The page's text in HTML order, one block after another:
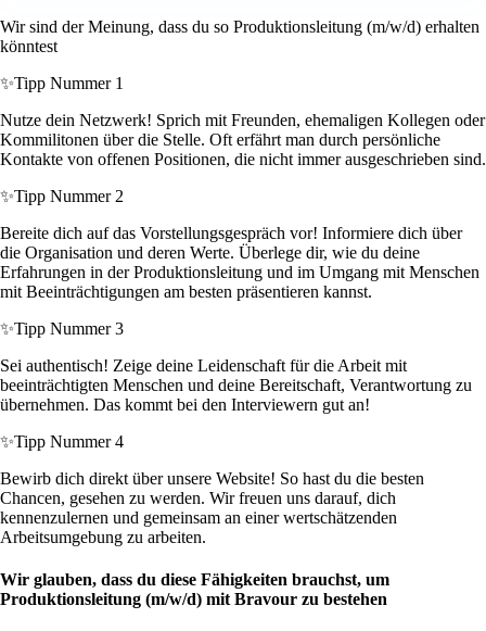
Wir sind der Meinung, dass du so Produktionsleitung (m/w/d) erhalten
könntest
✨Tipp Nummer 1
Nutze dein Netzwerk! Sprich mit Freunden, ehemaligen Kollegen oder
Kommilitonen über die Stelle. Oft erfährt man durch persönliche
Kontakte von offenen Positionen, die nicht immer ausgeschrieben sind.
✨Tipp Nummer 2
Bereite dich auf das Vorstellungsgespräch vor! Informiere dich über
die Organisation und deren Werte. Überlege dir, wie du deine
Erfahrungen in der Produktionsleitung und im Umgang mit Menschen
mit Beeinträchtigungen am besten präsentieren kannst.
✨Tipp Nummer 3
Sei authentisch! Zeige deine Leidenschaft für die Arbeit mit
beeinträchtigten Menschen und deine Bereitschaft, Verantwortung zu
übernehmen. Das kommt bei den Interviewern gut an!
✨Tipp Nummer 4
Bewirb dich direkt über unsere Website! So hast du die besten
Chancen, gesehen zu werden. Wir freuen uns darauf, dich
kennenzulernen und gemeinsam an einer wertschätzenden
Arbeitsumgebung zu arbeiten.
Wir glauben, dass du diese Fähigkeiten brauchst, um
Produktionsleitung (m/w/d) mit Bravour zu bestehen